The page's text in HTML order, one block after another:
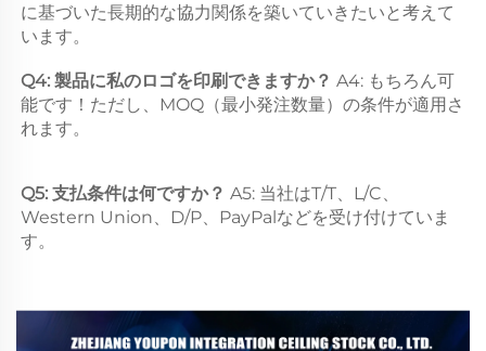
に基づいた長期的な協力関係を築いていきたいと考えて
います。
Q4: 製品に私のロゴを印刷できますか？ A4: もちろん可
能です！ただし、MOQ（最小発注数量）の条件が適用さ
れます。
Q5: 支払条件は何ですか？ A5: 当社はT/T、L/C、
Western Union、D/P、PayPalなどを受け付けていま
す。